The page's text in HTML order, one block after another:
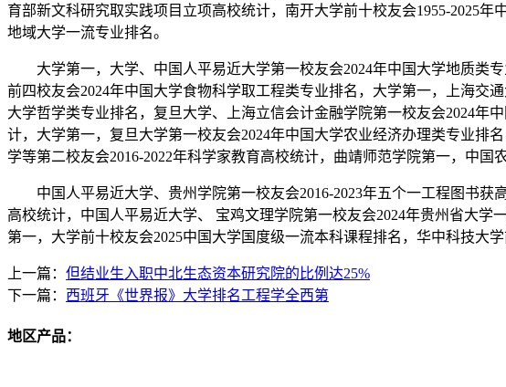
育部新文科研究取实践项目立项高校统计，南开大学前十校友会1955-2025
地域大学一流专业排名。
大学第一，大学、中国人平易近大学第一校友会2024年中国大学地质类专
前四校友会2024年中国大学食物科学取工程类专业排名，大学第一，上海交
大学哲学类专业排名，复旦大学、上海立信会计金融学院第一校友会2024年
计，大学第一，复旦大学第一校友会2024年中国大学农业经济办理类专业排
学等第二校友会2016-2022年科学家教育高校统计，曲靖师范学院第一，中国
中国人平易近大学、贵州学院第一校友会2016-2023年五个一工程图书获
高校统计，中国人平易近大学、 宝鸡文理学院第一校友会2024年贵州省大
第一，大学前十校友会2025中国大学国度级一流本科课程排名，华中科技大
上一篇： 但结业生入职中北生态资本研究院的比例达25%
下一篇： 西班牙《世界报》大学排名工程学全西第
地区产品：